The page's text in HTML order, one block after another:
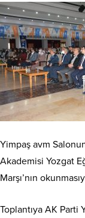
Yimpaş avm
Akademisi Yozgat
Marşı’nın
Toplantıya AK Parti